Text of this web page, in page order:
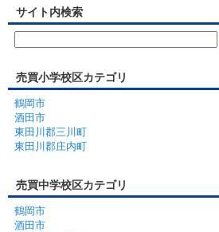
サイト内検索
売買小学校区カテゴリ
鶴岡市
酒田市
東田川郡三川町
東田川郡庄内町
売買中学校区カテゴリ
鶴岡市
酒田市